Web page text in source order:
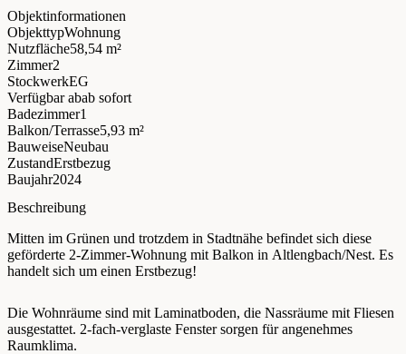
Objektinformationen
ObjekttypWohnung
Nutzfläche58,54 m²
Zimmer2
StockwerkEG
Verfügbar abab sofort
Badezimmer1
Balkon/Terrasse5,93 m²
BauweiseNeubau
ZustandErstbezug
Baujahr2024
Beschreibung
Mitten im Grünen und trotzdem in Stadtnähe befindet sich diese
geförderte 2-Zimmer-Wohnung mit Balkon in Altlengbach/Nest. Es
handelt sich um einen Erstbezug!
Die Wohnräume sind mit Laminatboden, die Nassräume mit Fliesen
ausgestattet. 2-fach-verglaste Fenster sorgen für angenehmes
Raumklima.